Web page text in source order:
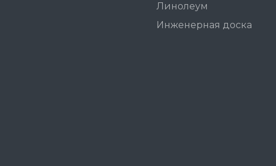
Линолеум
Инженерная доска